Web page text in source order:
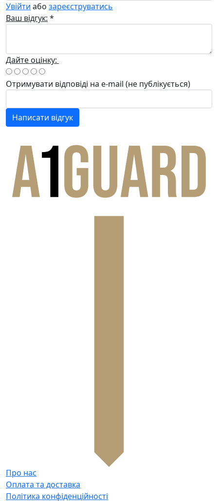
Увійти або зареєструватись
Ваш відгук: *
Дайте оцінку:
Отримувати відповіді на e-mail (не публікується)
Написати відгук
Про нас
Оплата та доставка
Політика конфіденційності